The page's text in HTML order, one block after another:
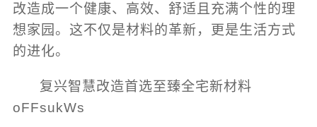
改造成一个健康、高效、舒适且充满个性的理
想家园。这不仅是材料的革新，更是生活方式
的进化。
复兴智慧改造首选至臻全宅新材料
oFFsukWs